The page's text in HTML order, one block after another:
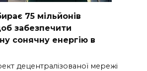
75 мільйонів
забезпечити
сонячну енергію в
децентралізованої мережі